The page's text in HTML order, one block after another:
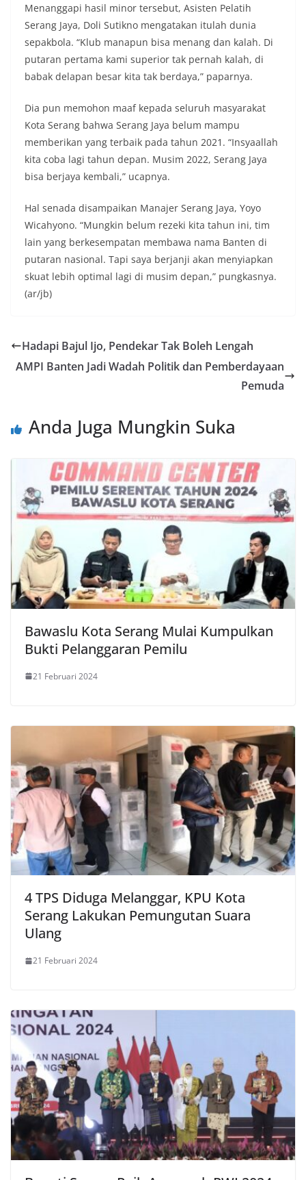
Menanggapi hasil minor tersebut, Asisten Pelatih
Serang Jaya, Doli Sutikno mengatakan itulah dunia
sepakbola. “Klub manapun bisa menang dan kalah. Di
putaran pertama kami superior tak pernah kalah, di
babak delapan besar kita tak berdaya,” paparnya.
Dia pun memohon maaf kepada seluruh masyarakat
Kota Serang bahwa Serang Jaya belum mampu
memberikan yang terbaik pada tahun 2021. “Insyaallah
kita coba lagi tahun depan. Musim 2022, Serang Jaya
bisa berjaya kembali,” ucapnya.
Hal senada disampaikan Manajer Serang Jaya, Yoyo
Wicahyono. “Mungkin belum rezeki kita tahun ini, tim
lain yang berkesempatan membawa nama Banten di
putaran nasional. Tapi saya berjanji akan menyiapkan
skuat lebih optimal lagi di musim depan,” pungkasnya.
(ar/jb)
Hadapi Bajul Ijo, Pendekar Tak Boleh Lengah
AMPI Banten Jadi Wadah Politik dan Pemberdayaan
Pemuda
Anda Juga Mungkin Suka
Bawaslu Kota Serang Mulai Kumpulkan
Bukti Pelanggaran Pemilu
21 Februari 2024
4 TPS Diduga Melanggar, KPU Kota
Serang Lakukan Pemungutan Suara
Ulang
21 Februari 2024